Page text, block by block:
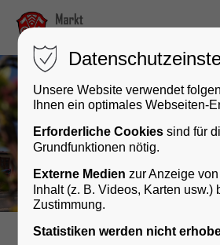
Unsere Website verwendet
Ihnen ein optimales Webseiten-
Erforderliche Cookies sind für
Grundfunktionen nötig.
Externe Medien zur Anzeige
Inhalt (z. B. Videos, Karten usw.)
Zustimmung.
Statistiken werden nicht